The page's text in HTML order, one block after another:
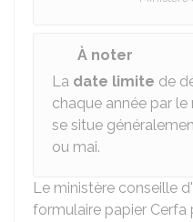
À noter
La date limite de
chaque année par le
se situe
ou mai.
Le ministère conseille d'
formulaire papier Cerfa